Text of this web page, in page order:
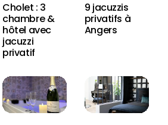
Cholet : 3
chambre &
hôtel avec
jacuzzi
privatif
9 jacuzzis
privatifs à
Angers